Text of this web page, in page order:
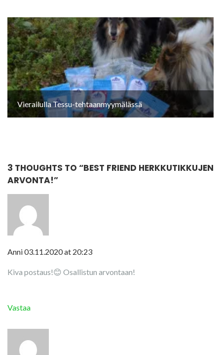
Vierailulla Tessu-tehtaanmyymälässä
3 THOUGHTS TO “BEST FRIEND HERKKUTIKKUJEN
ARVONTA!”
Anni03.11.2020 at 20:23
Kiva postaus!😊 Osallistun arvontaan!
Vastaa